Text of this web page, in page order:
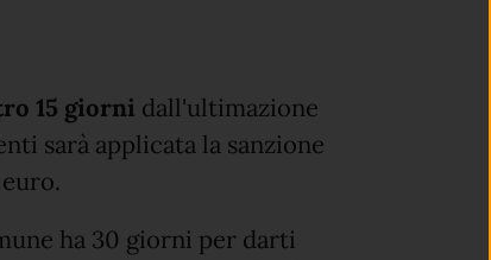
15 giorni dall'ultimazione
sarà applicata la sanzione
ha 30 giorni per darti